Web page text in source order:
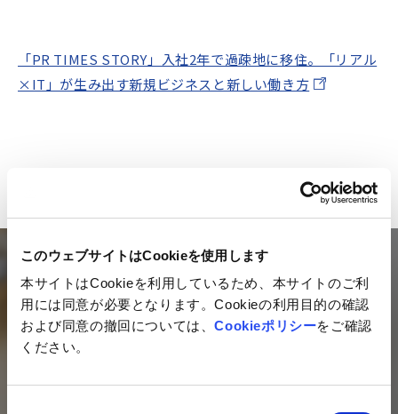
このウェブサイトはCookieを使用します
本サイトはCookieを利用しているため、本サイトのご利
用には同意が必要となります。Cookieの利用目的の確認
および同意の撤回については、Cookieポリシーをご確認
ください。
「PR TIMES STORY」入社2年で過疎地に移住。「リアル
×IT」が生み出す新規ビジネスと新しい働き方
Mail magazine
ネットイヤーグループの最新情報を